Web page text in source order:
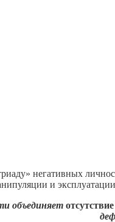
негативных
и
объединяет